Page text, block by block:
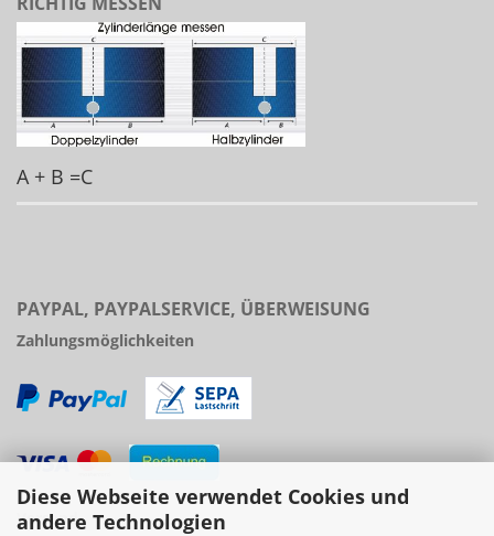
Diese Webseite verwendet Cookies und
andere Technologien
A + B =C
PAYPAL, PAYPALSERVICE, ÜBERWEISUNG
Zahlungsmöglichkeiten
Versand